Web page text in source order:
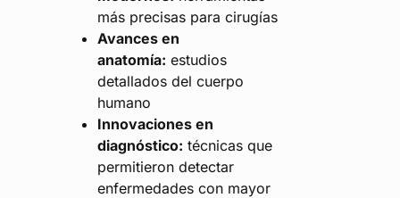
más precisas para cirugías
Avances en
anatomía: estudios
detallados del cuerpo
humano
Innovaciones en
diagnóstico: técnicas que
permitieron detectar
enfermedades con mayor